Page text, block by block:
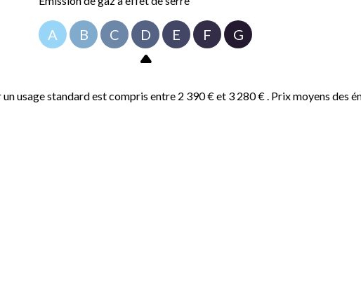
A B C D E F G
usage standard est compris entre 2 390 € et 3 280 € . Prix moyens des